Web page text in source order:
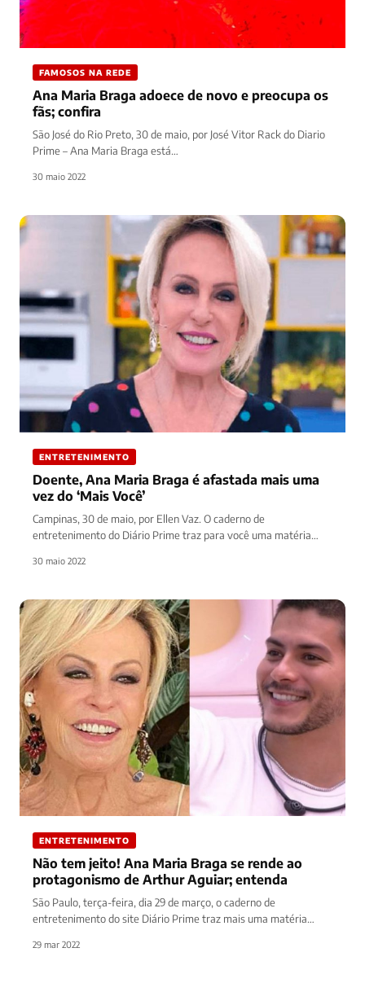
FAMOSOS NA REDE
Ana Maria Braga adoece de novo e preocupa os
fãs; confira
São José do Rio Preto, 30 de maio, por José Vitor Rack do Diario
Prime – Ana Maria Braga está…
30 maio 2022
ENTRETENIMENTO
Doente, Ana Maria Braga é afastada mais uma
vez do ‘Mais Você’
Campinas, 30 de maio, por Ellen Vaz. O caderno de
entretenimento do Diário Prime traz para você uma matéria
30 maio 2022
ENTRETENIMENTO
Não tem jeito! Ana Maria Braga se rende ao
protagonismo de Arthur Aguiar; entenda
São Paulo, terça-feira, dia 29 de março, o caderno de
entretenimento do site Diário Prime traz mais uma matéria
29 mar 2022